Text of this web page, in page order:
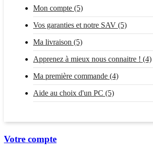
Mon compte (5)
Vos garanties et notre SAV (5)
Ma livraison (5)
Apprenez à mieux nous connaitre ! (4)
Ma première commande (4)
Aide au choix d'un PC (5)
Votre compte